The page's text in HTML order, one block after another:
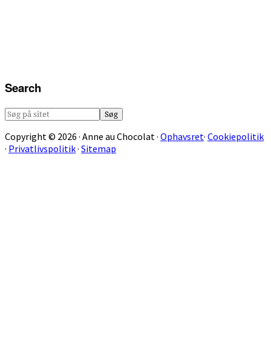
Search
Søg
sitet
Copyright © 2026 · Anne au Chocolat · Ophavsret· Cookiepolitik
· Privatlivspolitik· Sitemap